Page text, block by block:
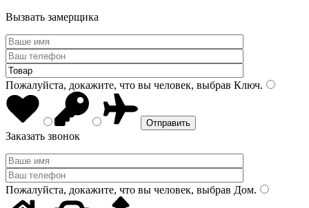
Вызвать замерщика
Пожалуйста, докажите, что вы человек, выбрав Ключ.
Заказать звонок
Пожалуйста, докажите, что вы человек, выбрав Дом.